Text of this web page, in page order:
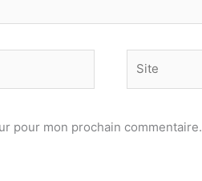
pour mon prochain commentaire.